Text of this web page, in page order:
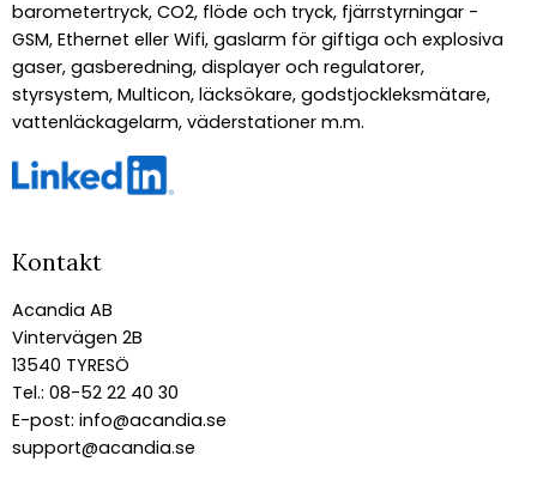
barometertryck, CO2, flöde och tryck, fjärrstyrningar -
GSM, Ethernet eller Wifi, gaslarm för giftiga och explosiva
gaser, gasberedning, displayer och regulatorer,
styrsystem, Multicon, läcksökare, godstjockleksmätare,
vattenläckagelarm, väderstationer m.m.
Kontakt
Acandia AB
Vintervägen 2B
13540 TYRESÖ
Tel.: 08-52 22 40 30
E-post: info@acandia.se
support@acandia.se